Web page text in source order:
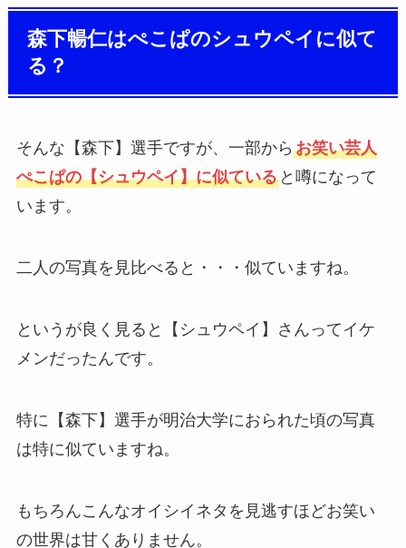
森下暢仁はぺこぱのシュウペイに似て
る？
そんな【森下】選手ですが、一部から お笑い芸人
ぺこぱの【シュウペイ】に似ていると噂になって
います。
二人の写真を見比べると・・・似ていますね。
というが良く見ると【シュウペイ】さんってイケ
メンだったんです。
特に【森下】選手が明治大学におられた頃の写真
は特に似ていますね。
もちろんこんなオイシイネタを見逃すほどお笑い
の世界は甘くありません。